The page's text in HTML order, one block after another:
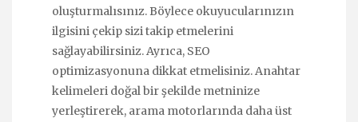
oluşturmalısınız. Böylece okuyucularınızın
ilgisini çekip sizi takip etmelerini
sağlayabilirsiniz. Ayrıca, SEO
optimizasyonuna dikkat etmelisiniz. Anahtar
kelimeleri doğal bir şekilde metninize
yerleştirerek, arama motorlarında daha üst